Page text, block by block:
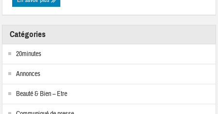
Catégories
20minutes
Annonces
Beauté & Bien – Etre